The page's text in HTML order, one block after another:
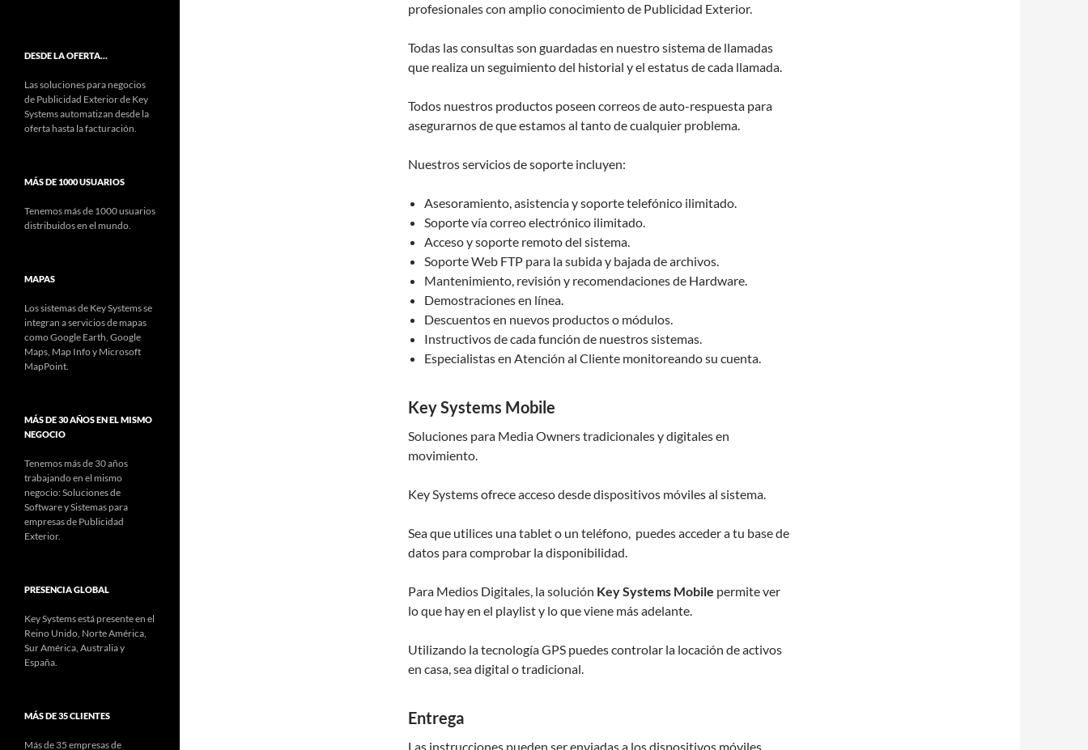
profesionales con amplio conocimiento de Publicidad Exterior.
Todas las consultas son guardadas en nuestro sistema de llamadas
que realiza un seguimiento del historial y el estatus de cada llamada.
Todos nuestros productos poseen correos de auto-respuesta para
asegurarnos de que estamos al tanto de cualquier problema.
Nuestros servicios de soporte incluyen:
Asesoramiento, asistencia y soporte telefónico ilimitado.
Soporte vía correo electrónico ilimitado.
Acceso y soporte remoto del sistema.
Soporte Web FTP para la subida y bajada de archivos.
Mantenimiento, revisión y recomendaciones de Hardware.
Demostraciones en línea.
Descuentos en nuevos productos o módulos.
Instructivos de cada función de nuestros sistemas.
Especialistas en Atención al Cliente monitoreando su cuenta.
Key Systems Mobile
Soluciones para Media Owners tradicionales y digitales en
movimiento.
Key Systems ofrece acceso desde dispositivos móviles al sistema.
Sea que utilices una tablet o un teléfono, puedes acceder a tu base de
datos para comprobar la disponibilidad.
Para Medios Digitales, la solución Key Systems Mobile permite ver
lo que hay en el playlist y lo que viene más adelante.
Utilizando la tecnología GPS puedes controlar la locación de activos
en casa, sea digital o tradicional.
Entrega
Las instrucciones pueden ser enviadas a los dispositivos móviles
DESDE LA OFERTA…
Las soluciones para negocios
de Publicidad Exterior de Key
Systems automatizan desde la
oferta hasta la facturación.
MÁS DE 1000 USUARIOS
Tenemos más de 1000 usuarios
distribuidos en el mundo.
MAPAS
Los sistemas de Key Systems se
integran a servicios de mapas
como Google Earth, Google
Maps, Map Info y Microsoft
MapPoint.
MÁS DE 30 AÑOS EN EL MISMO
NEGOCIO
Tenemos más de 30 años
trabajando en el mismo
negocio: Soluciones de
Software y Sistemas para
empresas de Publicidad
Exterior.
PRESENCIA GLOBAL
Key Systems está presente en el
Reino Unido, Norte América,
Sur América, Australia y
España.
MÁS DE 35 CLIENTES
Más de 35 empresas de